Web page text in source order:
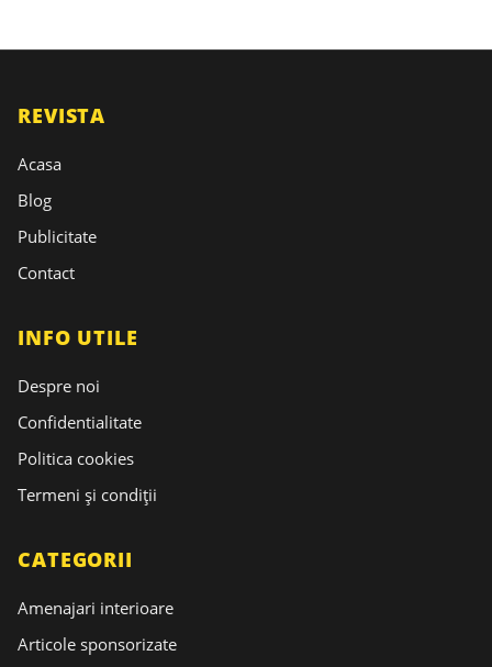
REVISTA
Acasa
Blog
Publicitate
Contact
INFO UTILE
Despre noi
Confidentialitate
Politica cookies
Termeni și condiții
CATEGORII
Amenajari interioare
Articole sponsorizate